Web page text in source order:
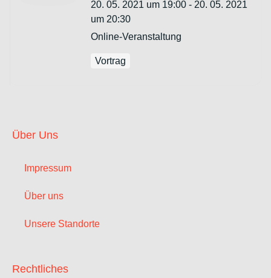
von Justiz und Kanzlei
20. 05. 2021 um 19:00 - 20. 05. 2021
um 20:30
Online-Veranstaltung
Vortrag
Über Uns
Impressum
Über uns
Unsere Standorte
Rechtliches